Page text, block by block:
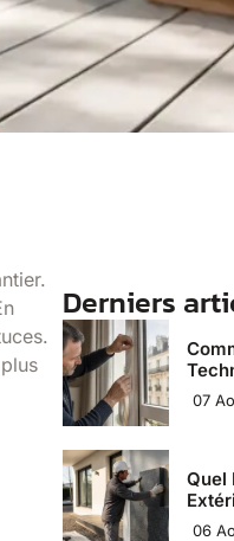
Derniers
07
Quel
06